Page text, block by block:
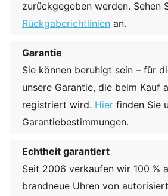
zurückgegeben werden. Sehen
Rückgaberichtlinien an.
Garantie
Sie können beruhigt sein – für
unsere Garantie, die beim Kauf
registriert wird. Hier finden Sie
Garantiebestimmungen.
Echtheit garantiert
Seit 2006 verkaufen wir 100 %
brandneue Uhren von